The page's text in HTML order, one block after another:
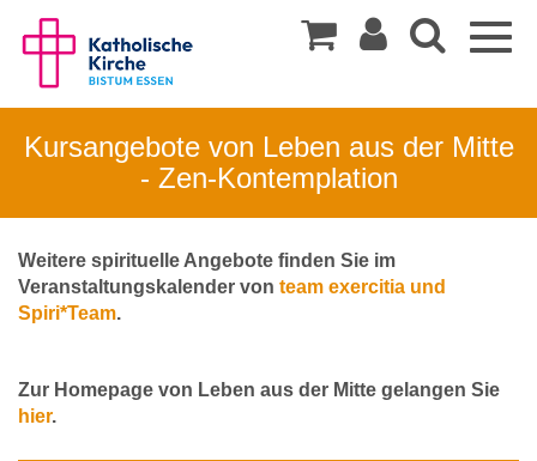
Kursangebote von Leben aus der Mitte
- Zen-Kontemplation
Weitere spirituelle Angebote finden Sie im
Veranstaltungskalender von team exercitia und
Spiri*Team.
Zur Homepage von Leben aus der Mitte gelangen Sie
hier.